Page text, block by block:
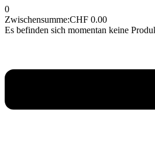
0
Zwischensumme:CHF 0.00
Es befinden sich momentan keine